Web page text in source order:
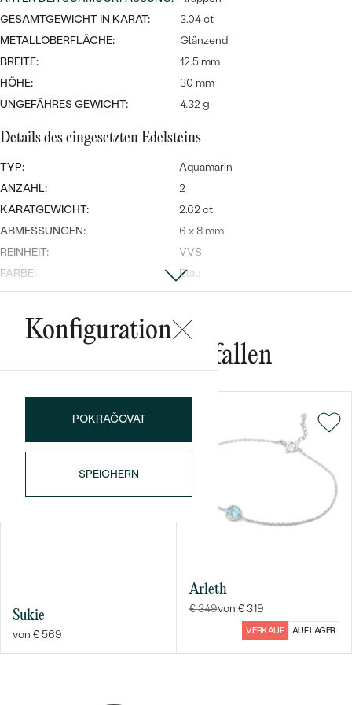
Wave Kollektion
ANSEHEN
NACH DER FARBE
NACH DER FORM
MASSGEFERTIGTER
Bestseller
Ohrrinnge
Personalisierte
Halsketten
ANSEHEN
Meistverkaufte
ANSEHEN
GESAMTGEWICHT IN KARAT:
3.04 ct
METALLOBERFLÄCHE:
Glänzend
BREITE:
12.5 mm
HÖHE:
30 mm
UNGEFÄHRES GEWICHT:
4.32 g
Details des eingesetzten Edelsteins
TYP:
Aquamarin
ANZAHL:
2
KARATGEWICHT:
2.62 ct
ABMESSUNGEN:
6 x 8 mm
REINHEIT:
VVS
FARBE:
Blau
FORM:
Oval
HERKUNFT:
KARATGEWICHT:
0.42 ct
REINHEIT:
SI1
Konfiguration
POKRAČOVAT
SPEICHERN
Das könnte Ihnen gefallen
Sukie
von € 569
Arleth
€ 349von € 319
VERKAUF AUF LAGER